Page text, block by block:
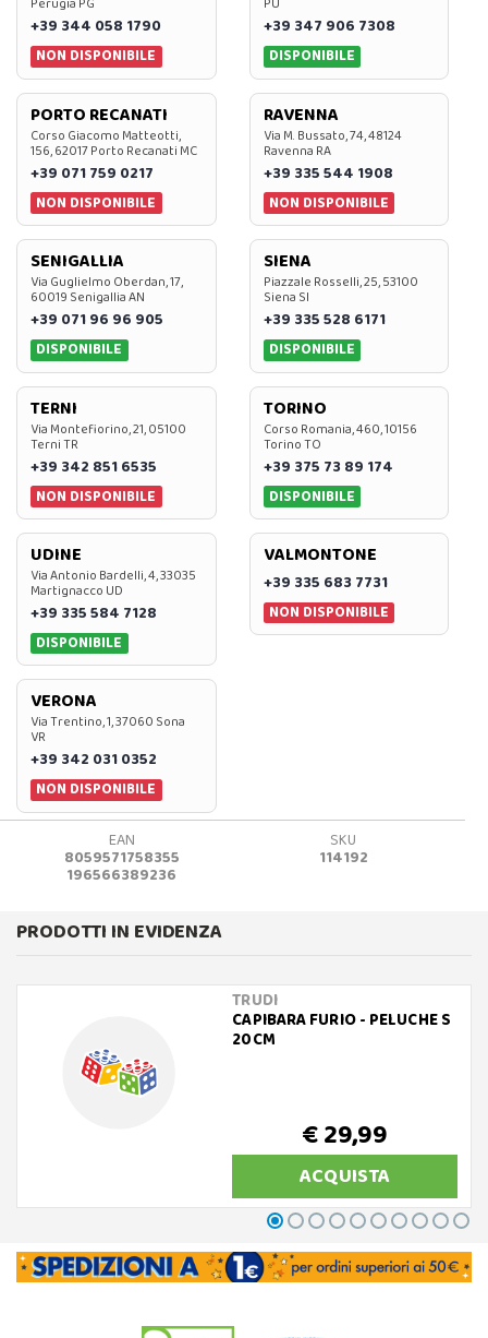
Perugia PG
+39 344 058 1790
NON DISPONIBILE
PU
+39 347 906 7308
DISPONIBILE
PORTO RECANATI
Corso Giacomo Matteotti,
156, 62017 Porto Recanati MC
+39 071 759 0217
NON DISPONIBILE
RAVENNA
Via M. Bussato, 74, 48124
Ravenna RA
+39 335 544 1908
NON DISPONIBILE
SENIGALLIA
Via Guglielmo Oberdan, 17,
60019 Senigallia AN
+39 071 96 96 905
DISPONIBILE
SIENA
Piazzale Rosselli, 25, 53100
Siena SI
+39 335 528 6171
DISPONIBILE
TERNI
Via Montefiorino, 21, 05100
Terni TR
+39 342 851 6535
NON DISPONIBILE
TORINO
Corso Romania, 460, 10156
Torino TO
+39 375 73 89 174
DISPONIBILE
UDINE
Via Antonio Bardelli, 4, 33035
Martignacco UD
+39 335 584 7128
DISPONIBILE
VALMONTONE
+39 335 683 7731
NON DISPONIBILE
VERONA
Via Trentino, 1, 37060 Sona
VR
+39 342 031 0352
NON DISPONIBILE
EAN
8059571758355
196566389236
SKU
114192
PRODOTTI IN EVIDENZA
TRUDI
CAPIBARA FURIO - PELUCHE S
20CM
€ 29,99
ACQUISTA